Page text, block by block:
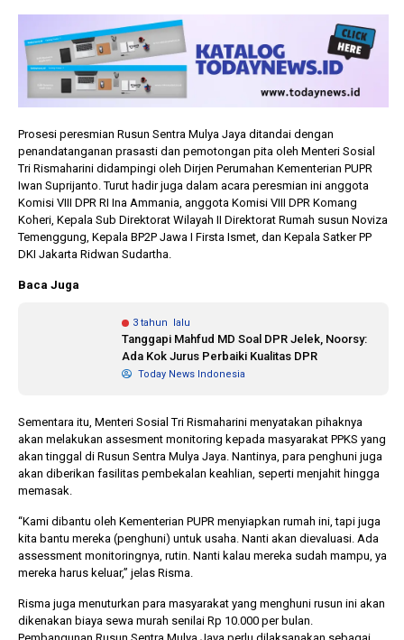
Prosesi peresmian Rusun Sentra Mulya Jaya ditandai dengan
penandatanganan prasasti dan pemotongan pita oleh Menteri Sosial
Tri Rismaharini didampingi oleh Dirjen Perumahan Kementerian PUPR
Iwan Suprijanto. Turut hadir juga dalam acara peresmian ini anggota
Komisi VIII DPR RI Ina Ammania, anggota Komisi VIII DPR Komang
Koheri, Kepala Sub Direktorat Wilayah II Direktorat Rumah susun Noviza
Temenggung, Kepala BP2P Jawa I Firsta Ismet, dan Kepala Satker PP
DKI Jakarta Ridwan Sudartha.
Baca Juga
3 tahun lalu
Tanggapi Mahfud MD Soal DPR Jelek, Noorsy:
Ada Kok Jurus Perbaiki Kualitas DPR
Today News Indonesia
Sementara itu, Menteri Sosial Tri Rismaharini menyatakan pihaknya
akan melakukan assesment monitoring kepada masyarakat PPKS yang
akan tinggal di Rusun Sentra Mulya Jaya. Nantinya, para penghuni juga
akan diberikan fasilitas pembekalan keahlian, seperti menjahit hingga
memasak.
“Kami dibantu oleh Kementerian PUPR menyiapkan rumah ini, tapi juga
kita bantu mereka (penghuni) untuk usaha. Nanti akan dievaluasi. Ada
assessment monitoringnya, rutin. Nanti kalau mereka sudah mampu, ya
mereka harus keluar,” jelas Risma.
Risma juga menuturkan para masyarakat yang menghuni rusun ini akan
dikenakan biaya sewa murah senilai Rp 10.000 per bulan.